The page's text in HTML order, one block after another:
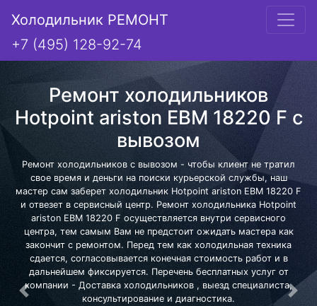
Холодильник РЕМОНТ
+7 (495) 128-92-74
Ремонт холодильников
Hotpoint ariston EBM 18220 F с
вывозом
Ремонт холодильников с вывозом - чтобы клиент не тратил
свое время и деньги на поиски курьерской службы, наш
мастер сам заберет холодильник Hotpoint ariston EBM 18220 F
и отвезет в сервисный центр. Ремонт холодильника Hotpoint
ariston EBM 18220 F осуществляется внутри сервисного
центра, тем самым Вам не предстоит ожидать мастера как
закончит с ремонтом. Перед тем как холодильная техника
сдается, согласовывается конечная стоимость работ и в
дальнейшем фиксируется. Перечень бесплатных услуг от
компании - Доставка холодильников , выезд специалиста,
консультирование и диагностика.
Предыдущая